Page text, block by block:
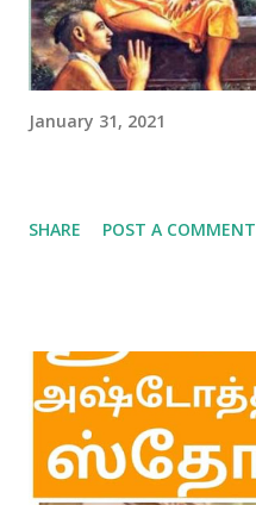
January 31, 2021
SHARE POST A COMMENT